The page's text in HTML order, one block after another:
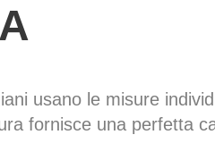
usano le misure
fornisce una perfetta